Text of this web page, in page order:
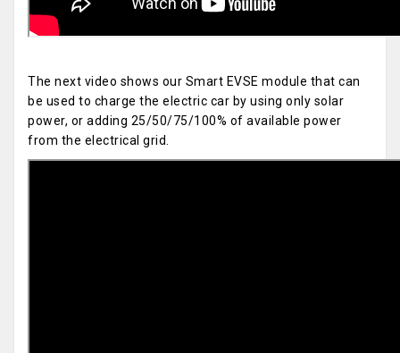
The next video shows our Smart EVSE module that can
be used to charge the electric car by using only solar
power, or adding 25/50/75/100% of available power
from the electrical grid.